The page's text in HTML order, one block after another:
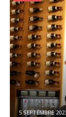
5 SEPTEMBRE